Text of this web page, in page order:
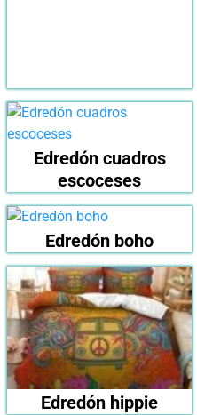
Edredón cuadros
escoceses
Edredón boho
Edredón hippie